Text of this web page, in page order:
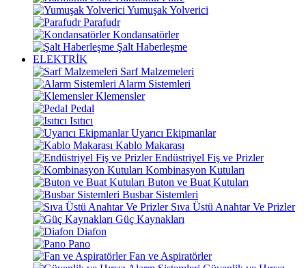
Yumuşak Yolverici
Parafudr
Kondansatörler
Şalt Haberleşme
ELEKTRİK
Sarf Malzemeleri
Alarm Sistemleri
Klemensler
Pedal
Isıtıcı
Uyarıcı Ekipmanlar
Kablo Makarası
Endüstriyel Fiş ve Prizler
Kombinasyon Kutuları
Buton ve Buat Kutuları
Busbar Sistemleri
Sıva Üstü Anahtar Ve Prizler
Güç Kaynakları
Diafon
Pano
Fan ve Aspiratörler